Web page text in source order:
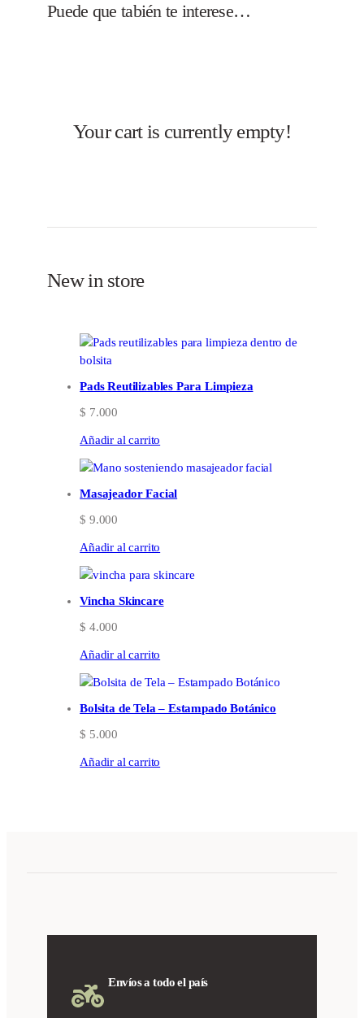
Puede que tabién te interese…
Your cart is currently empty!
New in store
Pads Reutilizables Para Limpieza
$ 7.000
Añadir al carrito
Masajeador Facial
$ 9.000
Añadir al carrito
Vincha Skincare
$ 4.000
Añadir al carrito
Bolsita de Tela – Estampado Botánico
$ 5.000
Añadir al carrito
Envíos a todo el país